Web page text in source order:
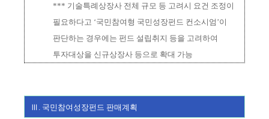
*** 기술특례상장사 전체 규모 등 고려시 요건 조정이
필요하다고 ‘국민참여형 국민성장펀드 컨소시엄’이
판단하는 경우에는 펀드 설립취지 등을 고려하여
투자대상을 신규상장사 등으로 확대 가능
Ⅲ. 국민참여성장펀드 판매계획